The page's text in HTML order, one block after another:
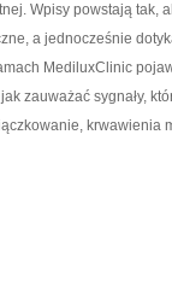
Wpisy powstają tak,
a jednocześnie
MediluxClinic
zauważać sygnały,
krwawienia